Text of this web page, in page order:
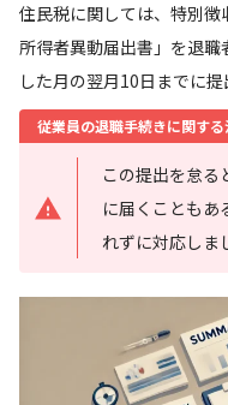
住民税に関しては、特別
所得者異動届出書」を退
した月の翌月10日までに提
従業員の退職手続きに関する
この提出を怠る
に届くこともあ
れずに対応しま